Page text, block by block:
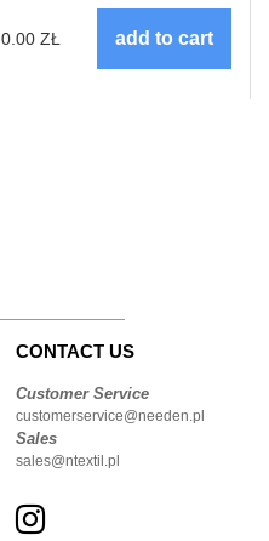
0.00 ZŁ
CONTACT US
Customer Service
customerservice@needen.pl
Sales
sales@ntextil.pl